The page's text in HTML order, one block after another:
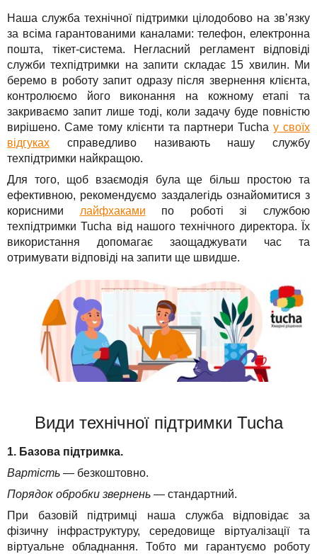
Наша служба технічної підтримки цілодобово на зв’язку
за всіма гарантованими каналами: телефон, електронна
пошта, тікет-система. Негласний регламент відповіді
служби техпідтримки на запити складає 15 хвилин. Ми
беремо в роботу запит одразу після звернення клієнта,
контролюємо його виконання на кожному етапі та
закриваємо запит лише тоді, коли задачу буде повністю
вирішено. Саме тому клієнти та партнери Tucha у своїх
відгуках справедливо називають нашу службу
техпідтримки найкращою.
Для того, щоб взаємодія була ще більш простою та
ефективною, рекомендуємо заздалегідь ознайомитися з
корисними лайфхаками по роботі зі службою
техпідтримки Tucha від нашого технічного директора. Їх
використання допомагає заощаджувати час та
отримувати відповіді на запити ще швидше.
Види технічної підтримки Tucha
1. Базова підтримка.
Вартість — безкоштовно.
Порядок обробки звернень — стандартний.
При базовій підтримці наша служба відповідає за
фізичну інфраструктуру, середовище віртуалізації та
віртуальне обладнання. Тобто ми гарантуємо роботу